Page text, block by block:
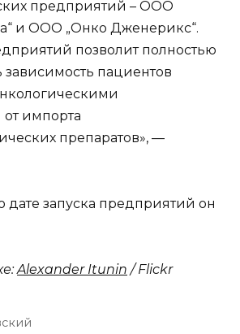
предприятий – ООО
и ООО „Онко Дженерикс“.
позволит полностью
пациентов
импорта
препаратов», —
дате запуска предприятий он
Alexander Itunin / Flickr